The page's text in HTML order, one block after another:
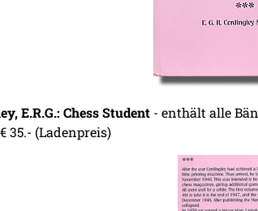
E.R.G.: Chess Student - enthält alle
35.- (Ladenpreis)